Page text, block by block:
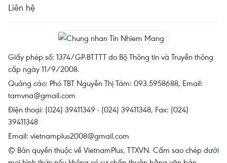
Liên hệ
Giấy phép số: 1374/GP-BTTTT do Bộ Thông tin và Truyền thông
cấp ngày 11/9/2008.
Quảng cáo: Phó TBT Nguyễn Thị Tám: 093.5958688, Email:
tamvna@gmail.com
Điện thoại: (024) 39411349 - (024) 39411348, Fax: (024)
39411348
Email: vietnamplus2008@gmail.com
© Bản quyền thuộc về VietnamPlus, TTXVN. Cấm sao chép dưới